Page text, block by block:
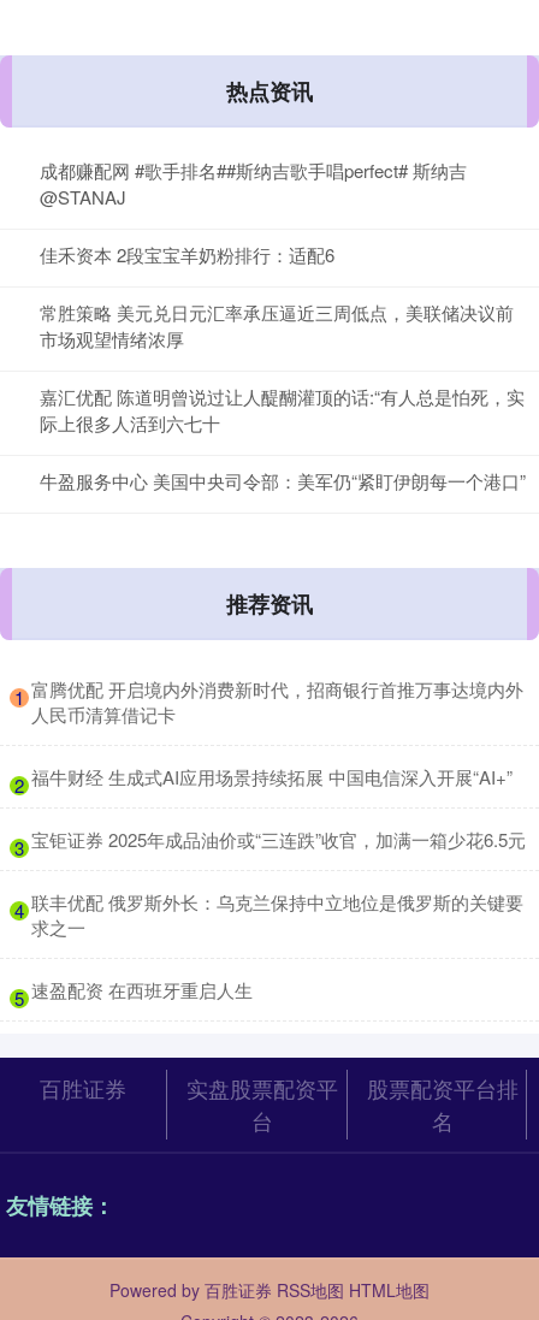
热点资讯
成都赚配网 #歌手排名##斯纳吉歌手唱perfect# 斯纳吉
@STANAJ
佳禾资本 2段宝宝羊奶粉排行：适配6
常胜策略 美元兑日元汇率承压逼近三周低点，美联储决议前
市场观望情绪浓厚
嘉汇优配 陈道明曾说过让人醍醐灌顶的话:“有人总是怕死，实
际上很多人活到六七十
牛盈服务中心 美国中央司令部：美军仍“紧盯伊朗每一个港口”
推荐资讯
1 ​富腾优配 开启境内外消费新时代，招商银行首推万事达境内外
人民币清算借记卡
2 ​福牛财经 生成式AI应用场景持续拓展 中国电信深入开展“AI+”
3 ​宝钜证券 2025年成品油价或“三连跌”收官，加满一箱少花6.5元
4 ​联丰优配 俄罗斯外长：乌克兰保持中立地位是俄罗斯的关键要
求之一
5 ​速盈配资 在西班牙重启人生
百胜证券
实盘股票配资平
台
股票配资平台排
名
友情链接：
Powered by 百胜证券 RSS地图 HTML地图